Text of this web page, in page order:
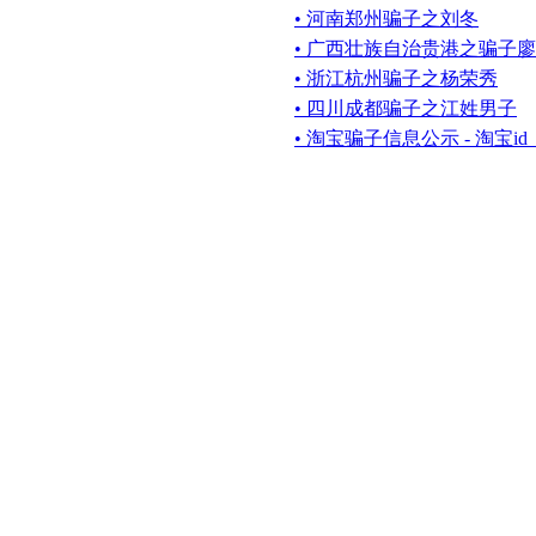
• 河南郑州骗子之刘冬
• 广西壮族自治贵港之骗子
• 浙江杭州骗子之杨荣秀
• 四川成都骗子之江姓男子
• 淘宝骗子信息公示 - 淘宝id